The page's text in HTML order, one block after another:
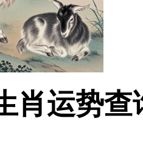
肖运势查